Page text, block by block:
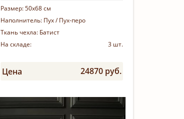
Размер:50х68 см
Наполнитель: Пух / Пух-перо
Ткань чехла: Батист
На складе:
3 шт.
Цена 24870 руб.